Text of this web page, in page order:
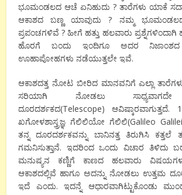
ಭೂಮಂಡಲದ ಆಚೆ ಏನಿಹುದು ?ತಾರೆಗಳು ಯಾಕೆ
ಆಕಾಶದ
ಬಣ್ಣ ಯಾವುದು ? ನಮ್ಮ
ಪ್ರಪಂಚಗಳಿವೆ ?ಹೀಗೆ ಹತ್ತು ಹಲವಾರು ಪ್ರಶ್ನೆಗಳಿಂದಾಗಿ
ಹೊರಗೆ
ಬಂದು ಇಂದಿಗೂ ಅದರ ನಿಜಾಂಶದ
ಊಹಾಪೋಹಗಳು ನಡೆಯುತ್ತಲೇ ಇವೆ.
ಆಕಾಶದತ್ತ ನೋಟ ಬೀರಿದ ಮಾನವನಿಗೆ ಎಲ್ಲಾ
ಸರಿಯಾಗಿ
ನೋಡಲು ಸಾಧ್ಯವಾಗದೇ
ದೂರದರ್ಶಕದ(Telescope) ಆವಿಷ್ಕಾರವಾಗುತ್ತದೆ.
ಖಗೋಳಶಾಸ್ತ್ರಜ್ಞ ಗೆಲಿಲಿಯೋ ಗೆಲಿಲಿ(Galileo Galilei
ತನ್ನ ದೂರದರ್ಶಕವನ್ನು ಬಾನಿನತ್ತ ತಿರುಗಿಸಿ ಕತ್ತಲೆ
ಗಮನಿಸುತ್ತಾನೆ. ಇದರಿಂದ ಒಂದು ವಿಚಾರ ತಿಳಿದು
ಮನುಷ್ಯನ
ಕಣ್ಣಿಗೆ ಕಾಣದ ಹಲವಾರು
ಆಕಾಶದಲ್ಲಿವೆ ಹಾಗೂ ಅದನ್ನು ನೋಡಲು ಉತ್ತಮ
ಇದೆ ಎಂದು.ಇದನ್ನೆ ಆಧಾರವಾಗಿಟ್ಟುಕೊಂಡು